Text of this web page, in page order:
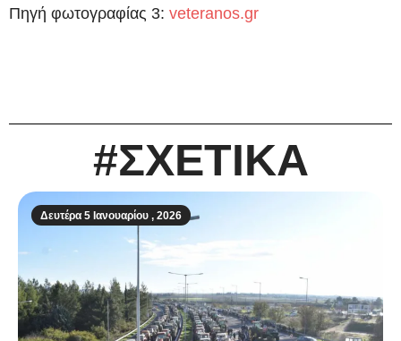
Πηγή φωτογραφίας 3: veteranos.gr
#ΣΧΕΤΙΚΑ
Δευτέρα 5 Ιανουαρίου , 2026